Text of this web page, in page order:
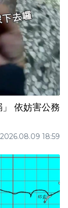
依妨害公務
2026.08.09 18:59